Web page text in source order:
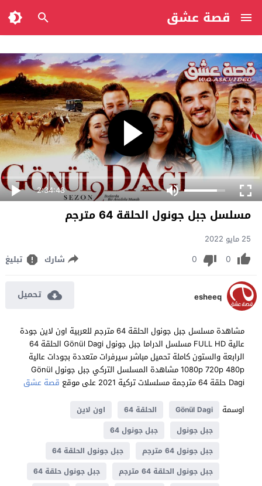
قصة عشق
2:34:48
مسلسل جبل جونول الحلقة 64 مترجم
25 مايو 2022
0
0 شارك تبليغ
esheeq تحميل
مشاهدة مسلسل جبل جونول الحلقة 64 مترجم للعربية اون لاين جودة
عالية FULL HD مسلسل الدراما جبل جونول Gönül Dagi الحلقة 64
الرابعة والستون كاملة تحميل مباشر سيرفرات متعددة بجودات عالية
1080p 720p 480p مشاهدة المسلسل التركي جبل جونول Gönül
Dagi حلقة 64 مترجمة مسلسلات تركية 2021 على موقع
قصة عشق
اوسمة
Gönül Dagi الحلقة 64
اون لاين
جبل جونول
جبل جونول 64
جبل جونول 64 مترجم
جبل جونول الحلقة 64
جبل جونول الحلقة 64 مترجم
جبل جونول حلقة 64